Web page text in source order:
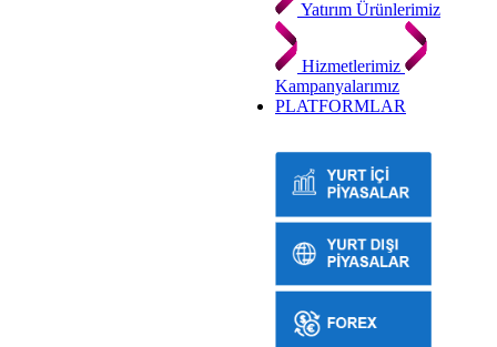
Yatırım Ürünlerimiz
Hizmetlerimiz
Kampanyalarımız
PLATFORMLAR